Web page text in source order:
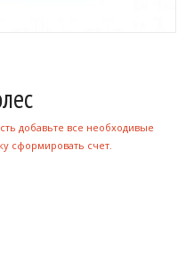
добавьте все необходивые
сформировать счет.